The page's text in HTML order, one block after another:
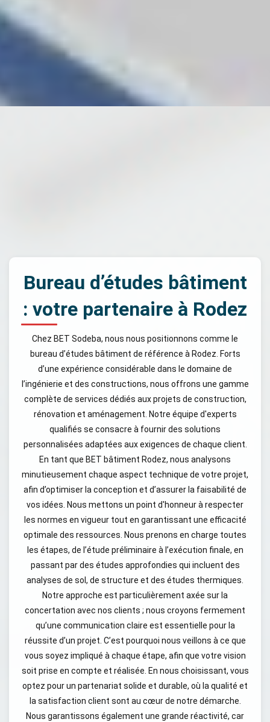
Bureau d’études bâtiment
: votre partenaire à Rodez
Chez BET Sodeba, nous nous positionnons comme le
bureau d’études bâtiment de référence à Rodez. Forts
d’une expérience considérable dans le domaine de
l’ingénierie et des constructions, nous offrons une gamme
complète de services dédiés aux projets de construction,
rénovation et aménagement. Notre équipe d'experts
qualifiés se consacre à fournir des solutions
personnalisées adaptées aux exigences de chaque client.
En tant que BET bâtiment Rodez, nous analysons
minutieusement chaque aspect technique de votre projet,
afin d’optimiser la conception et d’assurer la faisabilité de
vos idées. Nous mettons un point d'honneur à respecter
les normes en vigueur tout en garantissant une efficacité
optimale des ressources. Nous prenons en charge toutes
les étapes, de l’étude préliminaire à l’exécution finale, en
passant par des études approfondies qui incluent des
analyses de sol, de structure et des études thermiques.
Notre approche est particulièrement axée sur la
concertation avec nos clients ; nous croyons fermement
qu’une communication claire est essentielle pour la
réussite d’un projet. C’est pourquoi nous veillons à ce que
vous soyez impliqué à chaque étape, afin que votre vision
soit prise en compte et réalisée. En nous choisissant, vous
optez pour un partenariat solide et durable, où la qualité et
la satisfaction client sont au cœur de notre démarche.
Nous garantissons également une grande réactivité, car